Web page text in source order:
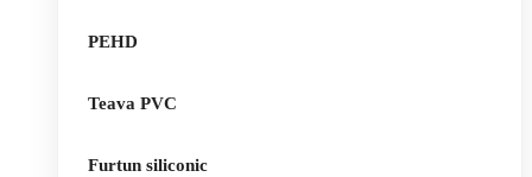
PEHD
Teava PVC
Furtun siliconic